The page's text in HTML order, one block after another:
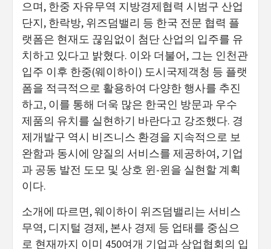
으며, 한중 자유무역 지방경제협력 시범구 산업
단지, 한락방, 위즈덤밸리 등 한국 전문 협력 플
랫폼은 현재도 끊임없이 첨단 산업의 입주를 유
치하고 있다고 밝혔다. 이와 더불어, 그는 인천관
입주 이후 한중(웨이하이) 도시국제객청 등 플랫
폼을 적극적으로 활용하여 다양한 행사를 추진
하고, 이를 통해 더욱 많은 한국인 방문과 우수
제품의 유치를 실현하기 바란다고 강조했다. 경
제개발구 역시 비즈니스 환경을 지속적으로 보
완함과 동시에 양질의 서비스를 제공하여, 기업
과 공동 발전 도모 및 상호 윈-윈을 실현할 계획
이다.
소개에 따르면, 웨이하이 위즈덤밸리는 서비스
무역, 디지털 경제, 본사 경제 등 업태를 중심으
로 현재까지 이미 450여개 기업과 상업협회의 입